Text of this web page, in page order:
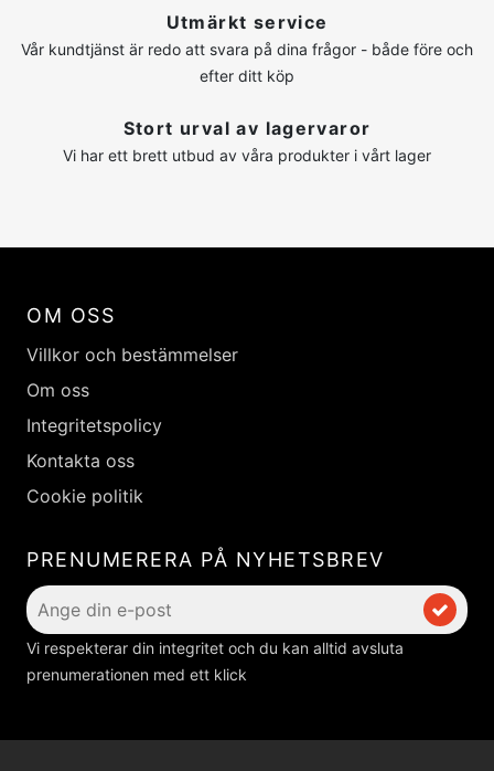
Utmärkt service
Vår kundtjänst är redo att svara på dina frågor - både före och
efter ditt köp
Stort urval av lagervaror
Vi har ett brett utbud av våra produkter i vårt lager
OM OSS
Villkor och bestämmelser
Om oss
Integritetspolicy
Kontakta oss
Cookie politik
PRENUMERERA PÅ NYHETSBREV
Vi respekterar din integritet och du kan alltid avsluta
prenumerationen med ett klick